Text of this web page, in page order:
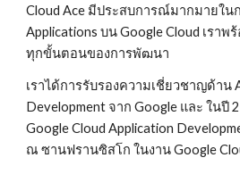
Cloud Ace มีประสบการณ์มากมายใ
Applications บน Google Cloud เรา
ทุกขั้นตอนของการพัฒนา
เราได้การรับรองความเชี่ยวชาญด้าน
Development จาก Google และ ในปี
Google Cloud Application
ณ ซานฟรานซิสโก ในงาน Google